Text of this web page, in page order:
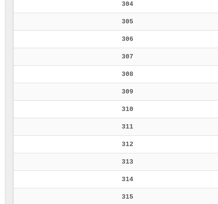
304
305
306
307
308
309
310
311
312
313
314
315